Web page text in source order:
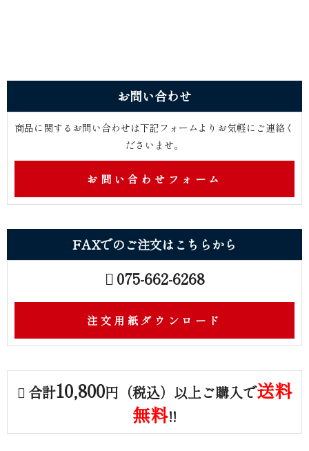
お問 い 合 わ せ
商品に関するお問い合わせは下記フォームよりお気軽にご連絡く
ださ い ま せ 。
お問い合わせフォーム
FAXでのご注文はこ ち ら か ら
075-662-6268
注文用紙ダウンロード
合計10,800円（税込）以上ご購入で送料
無料!!